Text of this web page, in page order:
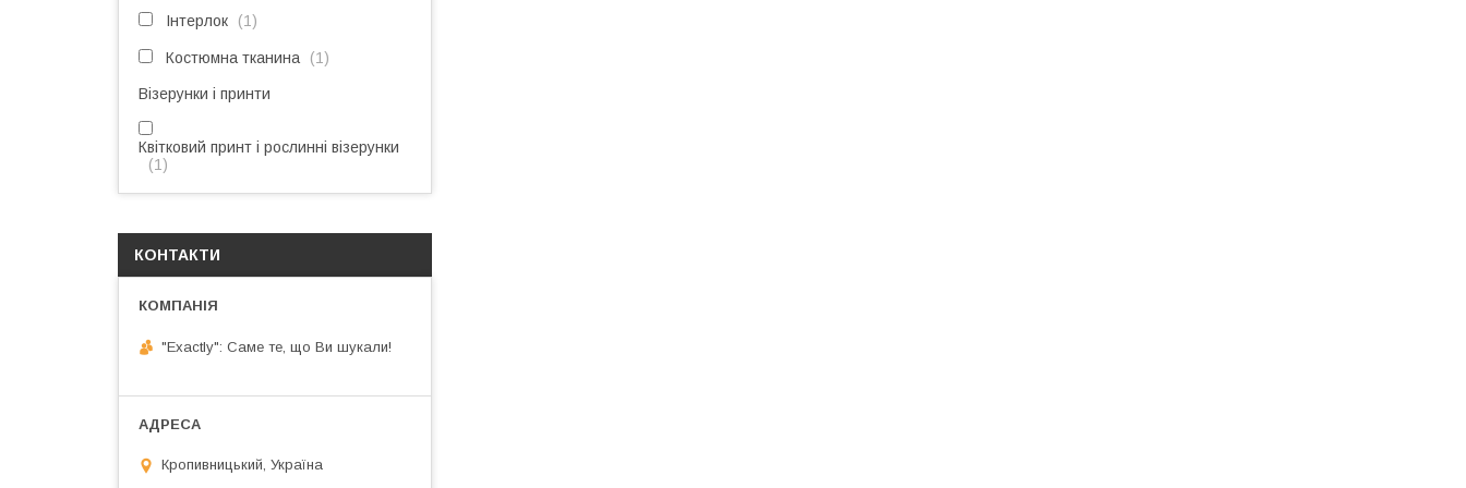
Інтерлок 1
Костюмна тканина 1
Візерунки і принти
Квітковий принт і рослинні візерунки
1
КОНТАКТИ
"Exactly": Саме те, що Ви шукали!
Кропивницький, Україна